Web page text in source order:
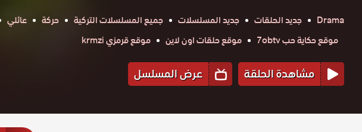
Drama
جديد الحلقات جديد المسلسلات جميع المسلسلات التركية حركة عائلي
موقع حكاية حب 7obtv
موقع حلقات اون لاين موقع قرمزي krmzi
مشاهدة الحلقة عرض المسلسل